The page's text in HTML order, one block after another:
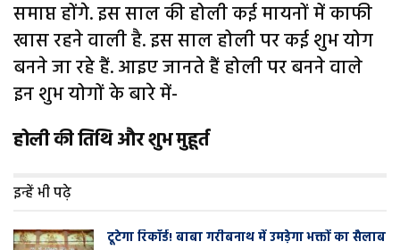
समाप्त होंगे. इस साल की होली कई मायनों में काफी
खास रहने वाली है. इस साल होली पर कई शुभ योग
बनने जा रहे हैं. आइए जानते हैं होली पर बनने वाले
इन शुभ योगों के बारे में-
होली की तिथि और शुभ मुहूर्त
इन्हें भी पढ़े
टूटेगा रिकॉर्ड! बाबा गरीबनाथ में उमड़ेगा भक्तों का सैलाब